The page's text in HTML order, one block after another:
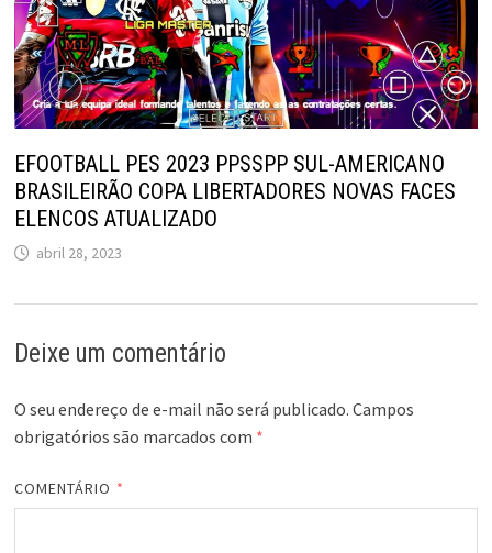
EFOOTBALL PES 2023 PPSSPP SUL-AMERICANO
BRASILEIRÃO COPA LIBERTADORES NOVAS FACES
ELENCOS ATUALIZADO
abril 28, 2023
Deixe um comentário
O seu endereço de e-mail não será publicado. Campos
obrigatórios são marcados com *
COMENTÁRIO *